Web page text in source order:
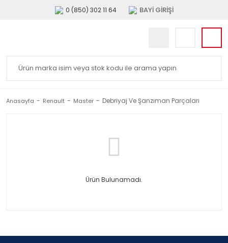
0 (850) 302 11 64 BAYİ GİRİŞİ
Anasayfa Renault Master Debriyaj Ve Şanzıman Parçaları
Ürün Bulunamadı.